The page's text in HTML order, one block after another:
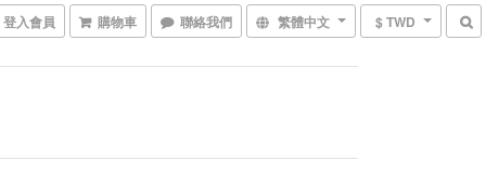
登入會員 購物車 聯絡我們 繁體中文 $ TWD